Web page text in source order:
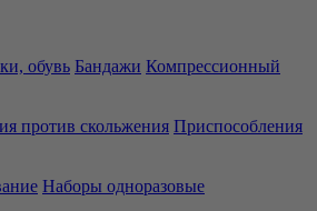
обувь Бандажи Компрессионный
против скольжения Приспособления
Наборы одноразовые